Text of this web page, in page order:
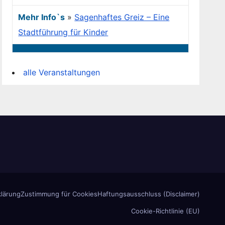
Mehr Info`s » Sagenhaftes Greiz – Eine
Stadtführung für Kinder
alle Veranstaltungen
Zustimmung für CookiesHaftungsausschluss (Disclaimer)
Cookie-Richtlinie (EU)